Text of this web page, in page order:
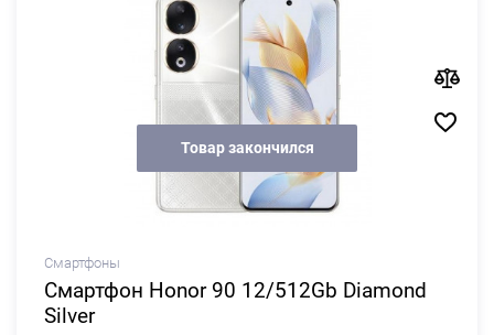
Товар закончился
Смартфоны
Смартфон Honor 90 12/512Gb Diamond
Silver